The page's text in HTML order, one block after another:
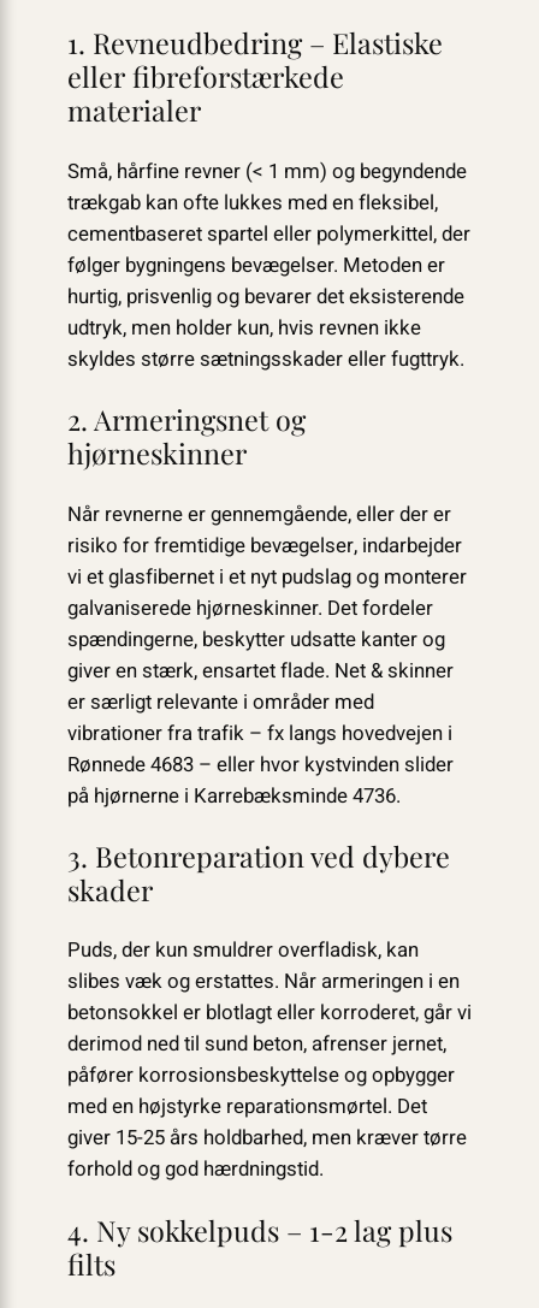
1. Revneudbedring – Elastiske
eller fibreforstærkede
materialer
Små, hårfine revner (< 1 mm) og begyndende
trækgab kan ofte lukkes med en fleksibel,
cementbaseret spartel eller polymerkittel, der
følger bygningens bevægelser. Metoden er
hurtig, prisvenlig og bevarer det eksisterende
udtryk, men holder kun, hvis revnen ikke
skyldes større sætningsskader eller fugttryk.
2. Armeringsnet og
hjørneskinner
Når revnerne er gennemgående, eller der er
risiko for fremtidige bevægelser, indarbejder
vi et glasfibernet i et nyt pudslag og monterer
galvaniserede hjørneskinner. Det fordeler
spændingerne, beskytter udsatte kanter og
giver en stærk, ensartet flade. Net & skinner
er særligt relevante i områder med
vibrationer fra trafik – fx langs hovedvejen i
Rønnede 4683 – eller hvor kystvinden slider
på hjørnerne i Karrebæksminde 4736.
3. Betonreparation ved dybere
skader
Puds, der kun smuldrer overfladisk, kan
slibes væk og erstattes. Når armeringen i en
betonsokkel er blotlagt eller korroderet, går vi
derimod ned til sund beton, afrenser jernet,
påfører korrosionsbeskyttelse og opbygger
med en højstyrke reparationsmørtel. Det
giver 15-25 års holdbarhed, men kræver tørre
forhold og god hærdningstid.
4. Ny sokkelpuds – 1-2 lag plus
filts